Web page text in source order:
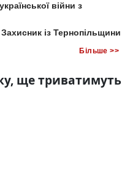
війни з
із Тернопільщини
Більше >>
ще триватимуть